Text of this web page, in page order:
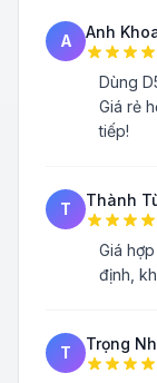
A Anh
Dùng
Giá rẻ
tiếp!
T Thành
Giá
định,
T Trọng